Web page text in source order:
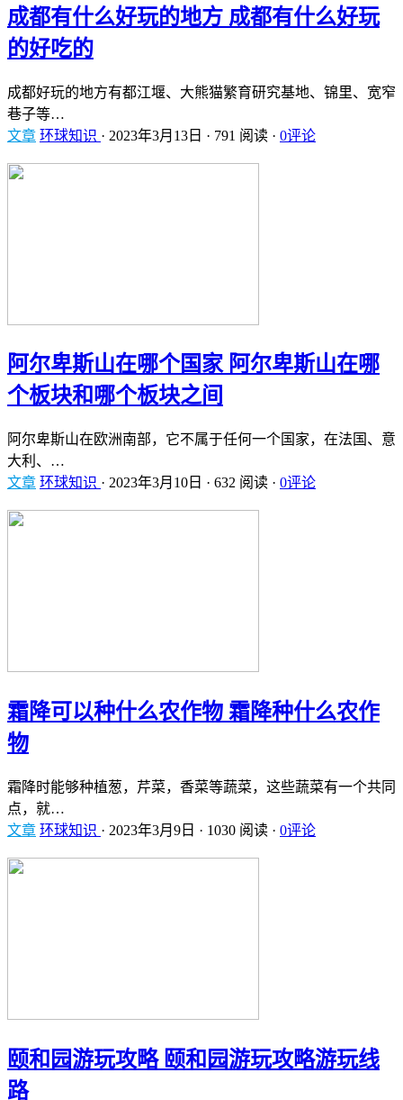
成都有什么好玩的地方 成都有什么好玩
的好吃的
成都好玩的地方有都江堰、大熊猫繁育研究基地、锦里、宽窄
巷子等…
文章 环球知识 · 2023年3月13日 · 791 阅读 · 0评论
阿尔卑斯山在哪个国家 阿尔卑斯山在哪
个板块和哪个板块之间
阿尔卑斯山在欧洲南部，它不属于任何一个国家，在法国、意
大利、…
文章 环球知识 · 2023年3月10日 · 632 阅读 · 0评论
霜降可以种什么农作物 霜降种什么农作
物
霜降时能够种植葱，芹菜，香菜等蔬菜，这些蔬菜有一个共同
点，就…
文章 环球知识 · 2023年3月9日 · 1030 阅读 · 0评论
颐和园游玩攻略 颐和园游玩攻略游玩线
路